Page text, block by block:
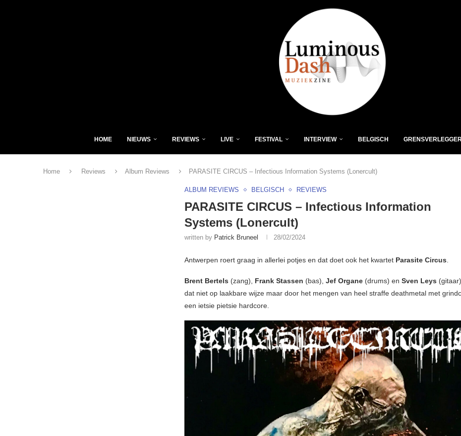
HOME NIEUWS REVIEWS LIVE FESTIVAL INTERVIEW BELGISCH
Home Reviews Album Reviews PARASITE CIRCUS – Infectious Information Systems (Lonercult)
ALBUM REVIEWS BELGISCH REVIEWS
PARASITE CIRCUS – Infectious Information
Systems (Lonercult)
written by Patrick Bruneel 28/02/2024
Antwerpen roert graag in allerlei potjes en dat doet ook het kwartet Parasite Circus.
Brent Bertels (zang), Frank Stassen (bas), Jef Organe (drums) en Sven Leys
dat niet op laakbare wijze maar door het mengen van heel straffe deathmetal met
een ietsie pietsie hardcore.